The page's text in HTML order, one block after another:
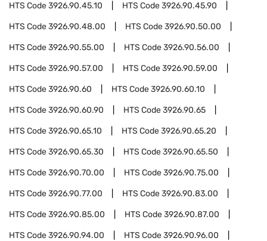
HTS Code3926.90.45.10 HTS Code3926.90.45.90
HTS Code3926.90.48.00 HTS Code3926.90.50.00
HTS Code3926.90.55.00 HTS Code3926.90.56.00
HTS Code3926.90.57.00 HTS Code3926.90.59.00
HTS Code3926.90.60 HTS Code3926.90.60.10
HTS Code3926.90.60.90 HTS Code3926.90.65
HTS Code3926.90.65.10 HTS Code3926.90.65.20
HTS Code3926.90.65.30 HTS Code3926.90.65.50
HTS Code3926.90.70.00 HTS Code3926.90.75.00
HTS Code3926.90.77.00 HTS Code3926.90.83.00
HTS Code3926.90.85.00 HTS Code3926.90.87.00
HTS Code3926.90.94.00 HTS Code3926.90.96.00